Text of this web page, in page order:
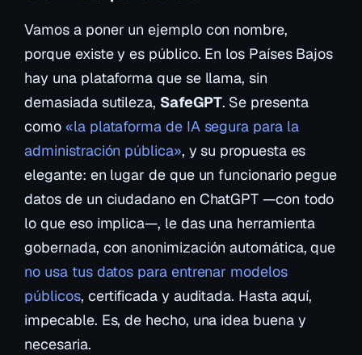
Vamos a poner un ejemplo con nombre,
porque existe y es público. En los Países Bajos
hay una plataforma que se llama, sin
demasiada sutileza, SafeGPT. Se presenta
como«la plataforma de IA segura para la
administración pública», y su propuesta es
elegante: en lugar de que un funcionario pegue
datos de un ciudadano en ChatGPT —con todo
lo que eso implica—, le das una herramienta
gobernada, con anonimización automática, que
no usa tus datos para entrenar modelos
públicos, certificada y auditada. Hasta aquí,
impecable. Es, de hecho, una idea buena y
necesaria.